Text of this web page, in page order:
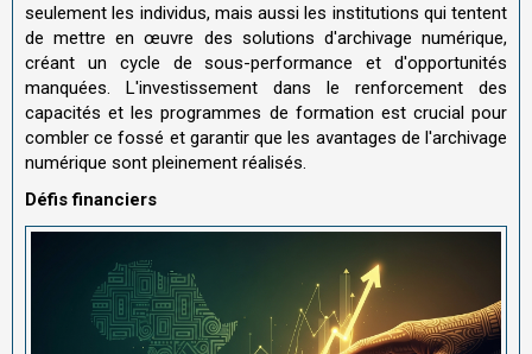
seulement les individus, mais aussi les institutions qui tentent
de mettre en œuvre des solutions d'archivage numérique,
créant un cycle de sous-performance et d'opportunités
manquées. L'investissement dans le renforcement des
capacités et les programmes de formation est crucial pour
combler ce fossé et garantir que les avantages de l'archivage
numérique sont pleinement réalisés.
Défis financiers